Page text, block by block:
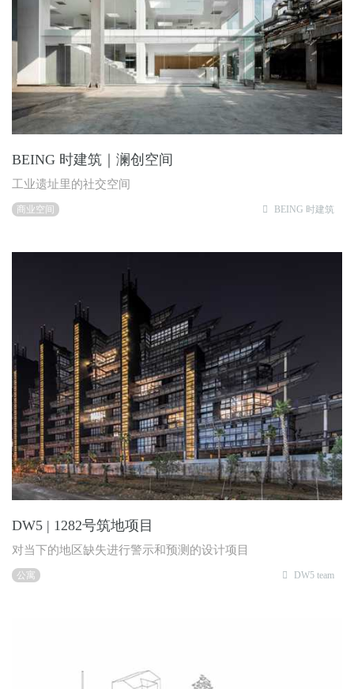
BEING 时建筑｜澜创空间
工业遗址里的社交空间
商业空间 BEING 时建筑
DW5 | 1282号筑地项目
对当下的地区缺失进行警示和预测的设计项目
公寓 DW5 team